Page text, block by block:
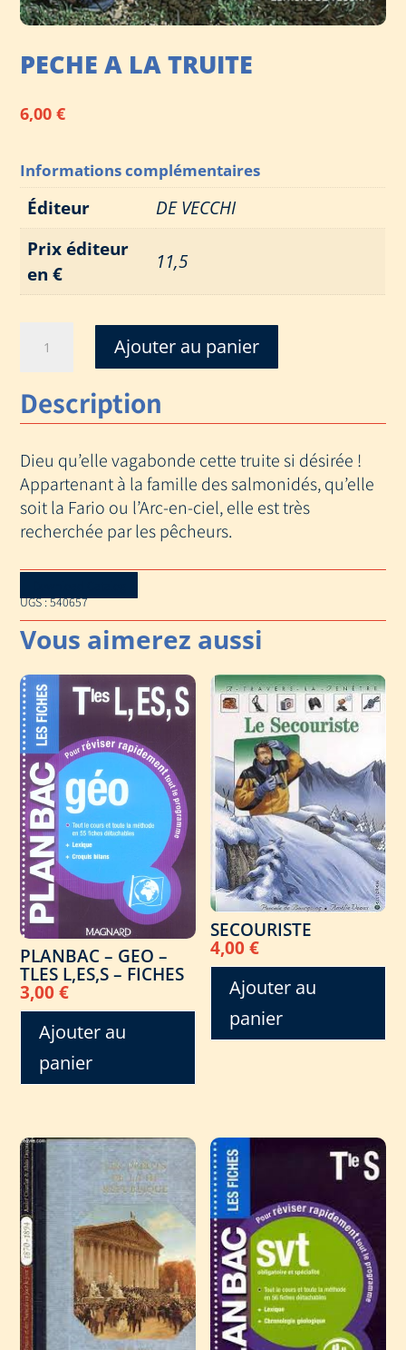
PECHE A LA TRUITE
6,00€
Informations complémentaires
Éditeur
DE VECCHI
Prix éditeur
en €
11,5
PECHE
A
LA
Ajouter au panier
Description
Dieu qu’elle vagabonde cette truite si désirée !
Appartenant à la famille des salmonidés, qu’elle
soit la Fario ou l’Arc-en-ciel, elle est très
recherchée par les pêcheurs.
UGS :540657
PLANBAC – GEO –
TLES L,ES,S – FICHES
3,00€
Ajouter au
panier
SECOURISTE
4,00€
Ajouter au
panier